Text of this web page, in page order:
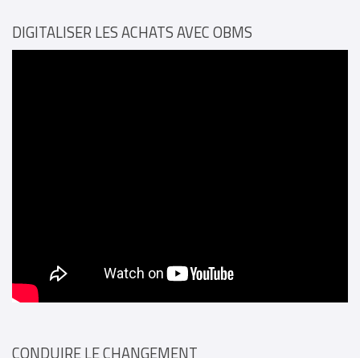
DIGITALISER LES ACHATS AVEC OBMS
CONDUIRE LE CHANGEMENT